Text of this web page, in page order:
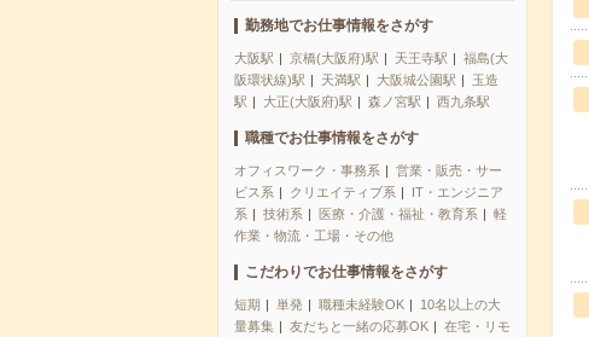
勤務地でお仕事情報をさがす
大阪駅 京橋(大阪府)駅 天王寺駅
福島(大
阪環状線)駅
天満駅 大阪城公園駅
玉造
駅
大正(大阪府)駅 森ノ宮駅 西九条駅
職種でお仕事情報をさがす
オフィスワーク・事務系
営業・販売・サー
ビス系
クリエイティブ系
IT・エンジニア
系
技術系 医療・介護・福祉・教育系
軽
作業・物流・工場・その他
こだわりでお仕事情報をさがす
短期 単発 職種未経験OK
10名以上の大
量募集
友だちと一緒の応募OK
在宅・リモ